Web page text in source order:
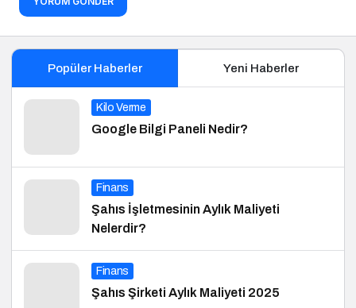
Popüler Haberler Yeni Haberler
Kilo Verme
Google Bilgi Paneli Nedir?
Finans
Şahıs İşletmesinin Aylık Maliyeti
Nelerdir?
Finans
Şahıs Şirketi Aylık Maliyeti 2025